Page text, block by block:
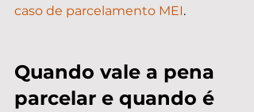
caso de parcelamento MEI.
Quando vale a pena
parcelar e quando é